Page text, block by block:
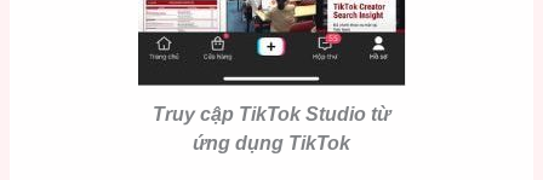
Truy cập TikTok Studio từ
ứng dụng TikTok